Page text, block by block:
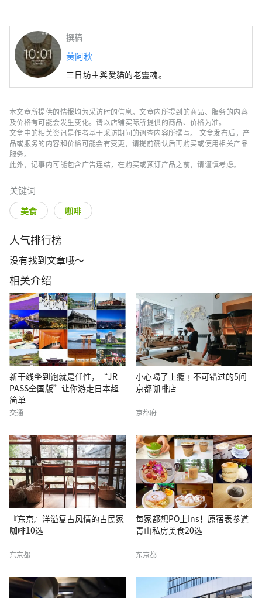
撰稿
黃阿秋
三日坊主與愛貓的老靈魂。
本文章所提供的情报均为采访时的信息。文章内所提到的商品、服务的内容
及价格有可能会发生变化。请以店铺实际所提供的商品、价格为准。
文章中的相关资讯是作者基于采访期间的调查内容所撰写。 文章发布后，产
品或服务的内容和价格可能会有变更，请提前确认后再购买或使用相关产品
服务。
此外，记事内可能包含广告连结，在购买或预订产品之前，请谨慎考虑。
关键词
美食 咖啡
人气排行榜
没有找到文章哦～
相关介绍
新干线坐到饱就是任性，“JR
PASS全国版”让你游走日本超
简单
交通
小心喝了上瘾﹗不可错过的5间
京都咖啡店
京都府
『东京』洋溢复古风情的古民家
咖啡10选
东京都
每家都想PO上Ins！原宿表参道
青山私房美食20选
东京都